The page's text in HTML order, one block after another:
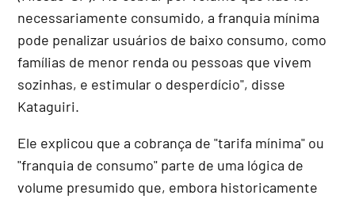
necessariamente consumido, a franquia mínima
pode penalizar usuários de baixo consumo, como
famílias de menor renda ou pessoas que vivem
sozinhas, e estimular o desperdício", disse
Kataguiri.
Ele explicou que a cobrança de "tarifa mínima" ou
"franquia de consumo" parte de uma lógica de
volume presumido que, embora historicamente